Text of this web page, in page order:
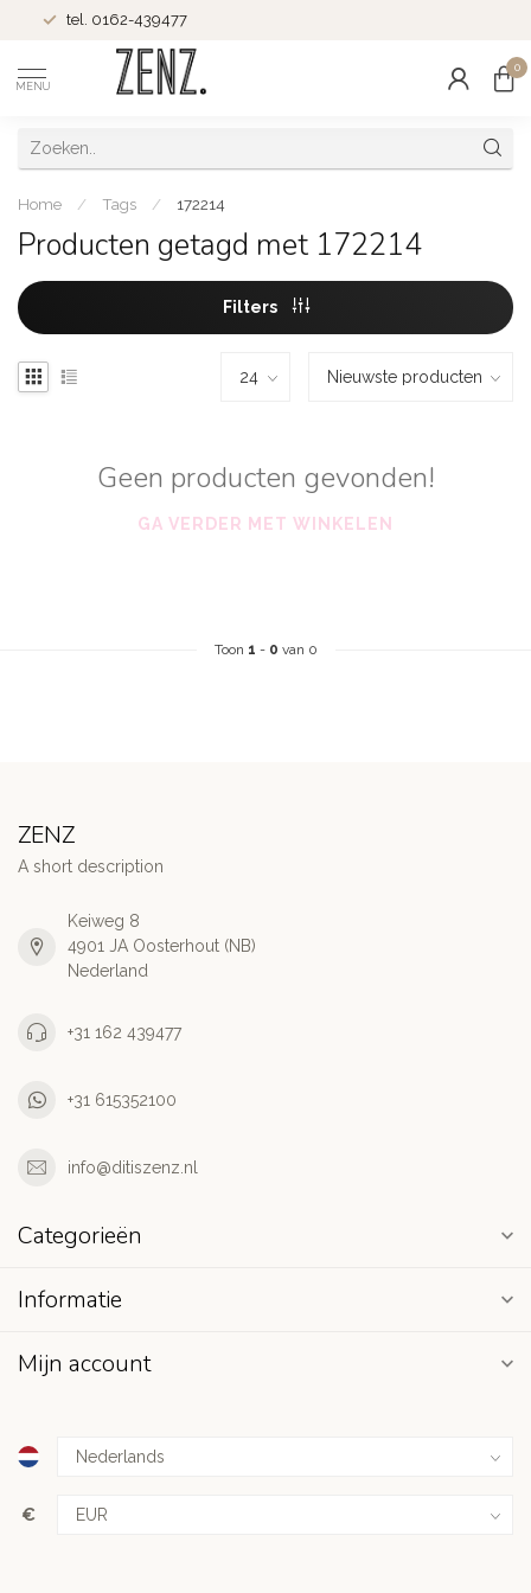
tel. 0162-439477
MENU
0
Home / Tags / 172214
Producten getagd met 172214
Filters
Geen producten gevonden!
GA VERDER MET WINKELEN
Toon 1 - 0 van 0
ZENZ
A short description
Keiweg 8
4901 JA Oosterhout (NB)
Nederland
+31 162 439477
+31 615352100
info@ditiszenz.nl
Categorieën
Informatie
Mijn account
€